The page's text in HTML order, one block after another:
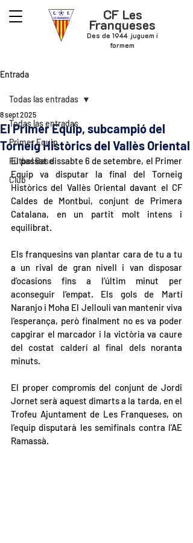
CF Les
Franqueses
Des de 1944 juguem i
formem
Entrada
Todas las entradas
Primer Equip
Futbol Base
Club
Todas las entradas
El Primer Equip, subcampió del
Torneig Històrics del Vallès Oriental
8 sept 2025
El passat dissabte 6 de setembre, el Primer
Equip va disputar la final del Torneig
Històrics del Vallès Oriental davant el CF
Caldes de Montbui, conjunt de Primera
Catalana, en un partit molt intens i
equilibrat.
Els franquesins van plantar cara de tu a tu
a un rival de gran nivell i van disposar
d’ocasions fins a l’últim minut per
aconseguir l’empat. Els gols de Martí
Naranjo i Moha El Jellouli van mantenir viva
l’esperança, però finalment no es va poder
capgirar el marcador i la victòria va caure
del costat calderí al final dels noranta
minuts.
El proper compromís del conjunt de Jordi
Jornet serà aquest dimarts a la tarda, en el
Trofeu Ajuntament de Les Franqueses, on
l’equip disputarà les semifinals contra l’AE
Ramassà.